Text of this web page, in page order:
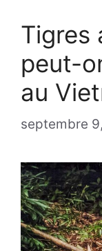
Tigres
peut-
au
septembre